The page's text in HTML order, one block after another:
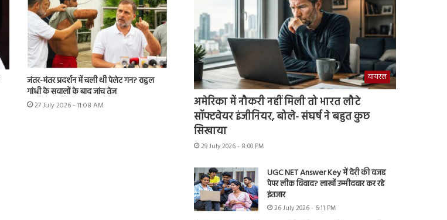
जंतर-मंतर प्रदर्शन में चली थी पेलेट गन? राहुल
गांधी के सवालों के बाद जांच तेज
27 July 2026 - 11:08 AM
वायरल
अमेरिका में नौकरी नहीं मिली तो भारत लौटे
सॉफ्टवेयर इंजीनियर, बोले- संघर्ष ने बहुत कुछ
सिखाया
29 July 2026 - 8:00 PM
UGC NET Answer Key में देरी की वजह
पेपर लीक विवाद? लाखों उम्मीदवार कर रहे
इंतजार
26 July 2026 - 6:11 PM